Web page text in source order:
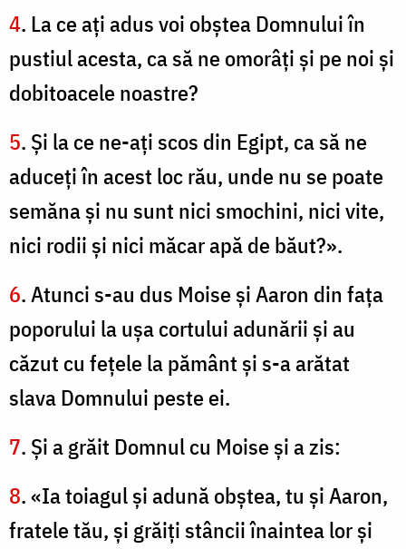
4. La ce aţi adus voi obştea Domnului în
pustiul acesta, ca să ne omorâţi şi pe noi şi
dobitoacele noastre?
5. Şi la ce ne-aţi scos din Egipt, ca să ne
aduceţi în acest loc rău, unde nu se poate
semăna şi nu sunt nici smochini, nici vite,
nici rodii şi nici măcar apă de băut?».
6. Atunci s-au dus Moise şi Aaron din faţa
poporului la uşa cortului adunării şi au
căzut cu fețele la pământ şi s-a arătat
slava Domnului peste ei.
7. Şi a grăit Domnul cu Moise şi a zis:
8. «Ia toiagul şi adună obştea, tu şi Aaron,
fratele tău, şi grăiţi stâncii înaintea lor şi